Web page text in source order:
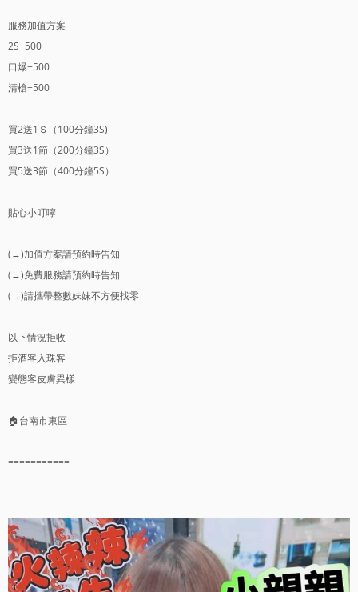
服務加值方案
2S+500
口爆+500
清槍+500
買2送1Ｓ（100分鐘3S)
買3送1節（200分鐘3S）
買5送3節（400分鐘5S）
貼心小叮嚀
(→)加值方案請預約時告知
(→)免費服務請預約時告知
(→)請攜帶整數妹妹不方便找零
以下情況拒收
拒酒客入珠客
變態客皮膚異樣
🏠台南市東區
===========